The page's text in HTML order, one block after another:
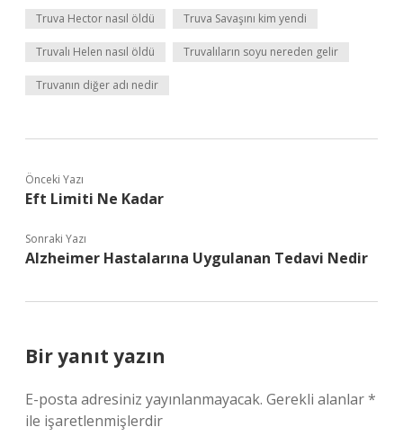
Truva Hector nasıl öldü Truva Savaşını kim yendi
Truvalı Helen nasıl öldü Truvalıların soyu nereden gelir
Truvanın diğer adı nedir
Önceki Yazı
Eft Limiti Ne Kadar
Sonraki Yazı
Alzheimer Hastalarına Uygulanan Tedavi Nedir
Bir yanıt yazın
E-posta adresiniz yayınlanmayacak. Gerekli alanlar*
ile işaretlenmişlerdir